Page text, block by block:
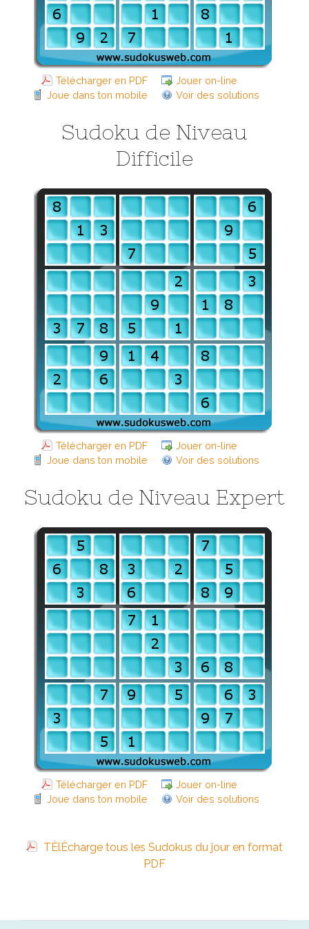
Télécharger en PDF
Jouer on-line
Joue dans ton mobile
Voir des solutions
Sudoku de Niveau
Difficile
Télécharger en PDF
Jouer on-line
Joue dans ton mobile
Voir des solutions
Sudoku de Niveau Expert
Télécharger en PDF
Jouer on-line
Joue dans ton mobile
Voir des solutions
TÈlÈcharge tous les Sudokus du jour en format
PDF